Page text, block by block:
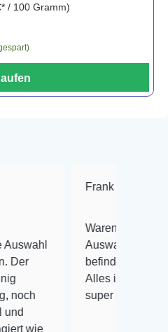
/ 100 Gramm)
Frank Hackmayer
Warenanlieferung Top und die
Auswahl plus
befinden der Fische
Alles ist quick lebendig und
super Zustand. Gerne wieder